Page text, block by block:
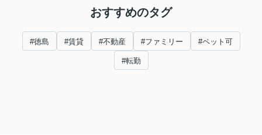
おすすめのタグ
#徳島 #賃貸 #不動産 #ファミリー #ペット可
#転勤